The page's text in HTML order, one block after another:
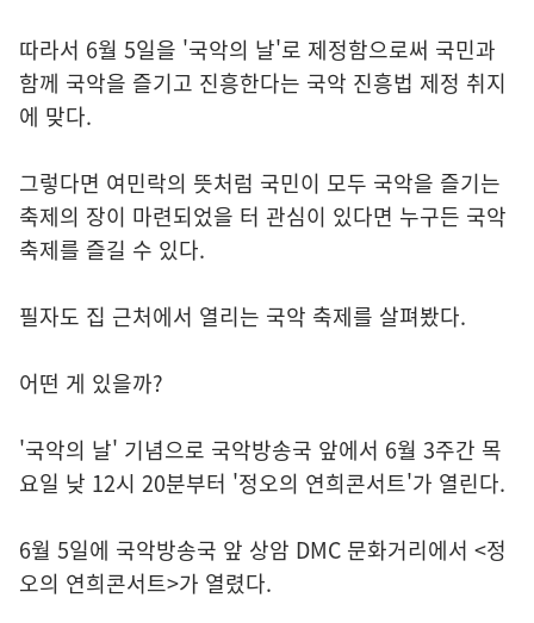
따라서 6월 5일을 '국악의 날'로 제정함으로써 국민과
함께 국악을 즐기고 진흥한다는 국악 진흥법 제정 취지
에 맞다.
그렇다면 여민락의 뜻처럼 국민이 모두 국악을 즐기는
축제의 장이 마련되었을 터 관심이 있다면 누구든 국악
축제를 즐길 수 있다.
필자도 집 근처에서 열리는 국악 축제를 살펴봤다.
어떤 게 있을까?
'국악의 날' 기념으로 국악방송국 앞에서 6월 3주간 목
요일 낮 12시 20분부터 '정오의 연희콘서트'가 열린다.
6월 5일에 국악방송국 앞 상암 DMC 문화거리에서 <정
오의 연희콘서트>가 열렸다.